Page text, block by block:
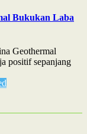
Bukukan Laba
Geothermal
positif sepanjang